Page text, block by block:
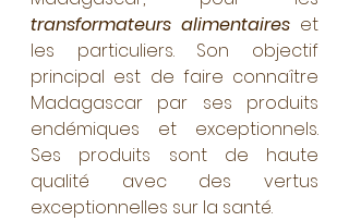
transformateurs alimentaires et
les particuliers. Son objectif
principal est de faire connaître
Madagascar par ses produits
endémiques et exceptionnels.
Ses produits sont de haute
qualité avec des vertus
exceptionnelles sur la santé.